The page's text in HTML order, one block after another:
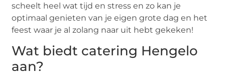
scheelt heel wat tijd en stress en zo kan je
optimaal genieten van je eigen grote dag en het
feest waar je al zolang naar uit hebt gekeken!
Wat biedt catering Hengelo
aan?